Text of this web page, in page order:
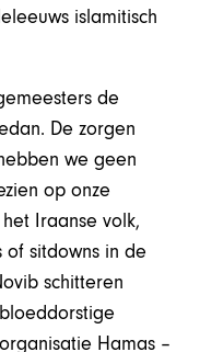
islamitisch
de
De zorgen
we geen
op onze
Iraanse volk,
sitdowns in de
schitteren
Hamas –